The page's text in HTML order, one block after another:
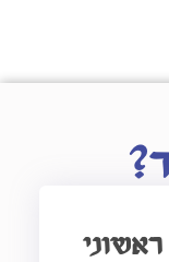
ראשוני